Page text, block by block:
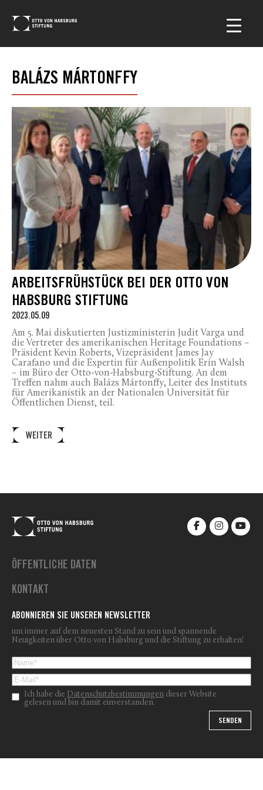
BALÁZS MÁRTONFFY
ARBEITSFRÜHSTÜCK BEI DER OTTO VON
HABSBURG STIFTUNG
2023.05.09
Am 5. Mai diskutierten Justizministerin Judit Varga und
die Vertreter des amerikanischen Heritage Foundations –
Präsident Kevin Roberts, Vizepräsident James Jay
Carafano und die Expertin für Außenpolitik Erin Walsh
– im Büro der Otto-von-Habsburg-Stiftung. An dem
Treffen nahm auch Balázs Mártonffy, Leiter des Instituts
für Amerikanistik an der Nationalen Universität für
Öffentlichen Dienst, teil.
WEITER
ÖFFENTLICHE DATEN
KONTAKT
ABONNIEREN SIE UNSEREN NEWSLETTER
um immer auf dem neuesten Stand zu sein und spannende
Neuigkeiten über Otto von Habsburg und die Stiftung zu erhalten!
Ich habe die Datenschutzbestimmungen dieser Website
gelesen und bin damit einverstanden.